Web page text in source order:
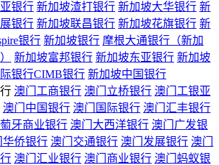
银行 新加坡渣打银行 新加坡大华银行 新
银行 新加坡联昌银行 新加坡花旗银行 新
银行 新加坡银行 摩根大通银行（新加
新加坡富邦银行 新加坡东亚银行 新加坡
银行CIMB银行 新加坡中国银行
澳门工商银行 澳门立桥银行 澳门工银亚
澳门中国银行 澳门国际银行 澳门汇丰银行
牙商业银行 澳门大西洋银行 澳门广发银
华侨银行 澳门交通银行 澳门发展银行 澳门
澳门汇业银行 澳门商业银行 澳门蚂蚁银